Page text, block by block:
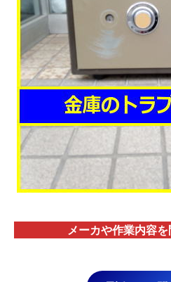
メーカや作業内容